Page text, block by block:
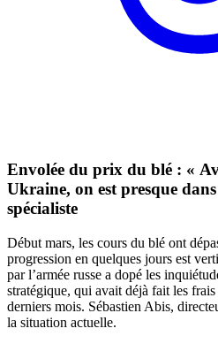
Envolée du prix du blé : «
Ukraine, on est presque
spécialiste
Début mars, les cours du blé ont
progression en quelques jours est
par l’armée russe a dopé les
stratégique, qui avait déjà fait les
derniers mois. Sébastien Abis,
la situation actuelle.